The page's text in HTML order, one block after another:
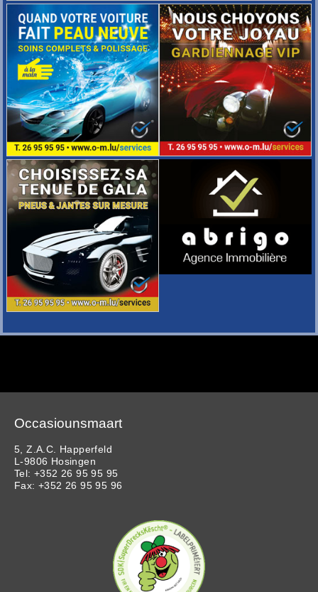
Occasiounsmaart
5, Z.A.C. Happerfeld
L-9806 Hosingen
Tel: +352 26 95 95 95
Fax: +352 26 95 95 96